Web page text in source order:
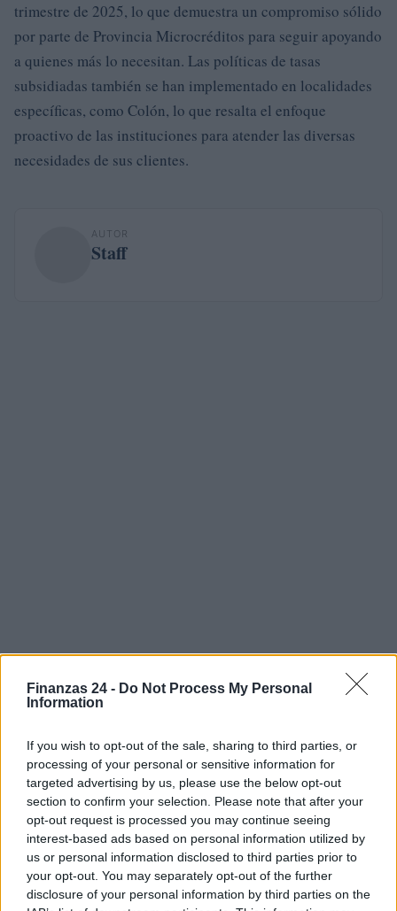
Finanzas 24 - Do Not Process My Personal
Information
If you wish to opt-out of the sale, sharing to third parties, or
processing of your personal or sensitive information for
targeted advertising by us, please use the below opt-out
section to confirm your selection. Please note that after your
opt-out request is processed you may continue seeing
interest-based ads based on personal information utilized by
us or personal information disclosed to third parties prior to
your opt-out. You may separately opt-out of the further
disclosure of your personal information by third parties on the
trimestre de 2025, lo que demuestra un compromiso sólido
por parte de Provincia Microcréditos para seguir apoyando
a quienes más lo necesitan. Las políticas de tasas
subsidiadas también se han implementado en localidades
específicas, como Colón, lo que resalta el enfoque
proactivo de las instituciones para atender las diversas
necesidades de sus clientes.
AUTOR
Staff
Sigue leyendo